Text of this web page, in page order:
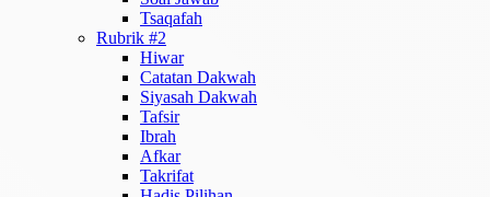
Tsaqafah
Rubrik #2
Hiwar
Catatan Dakwah
Siyasah Dakwah
Tafsir
Ibrah
Afkar
Takrifat